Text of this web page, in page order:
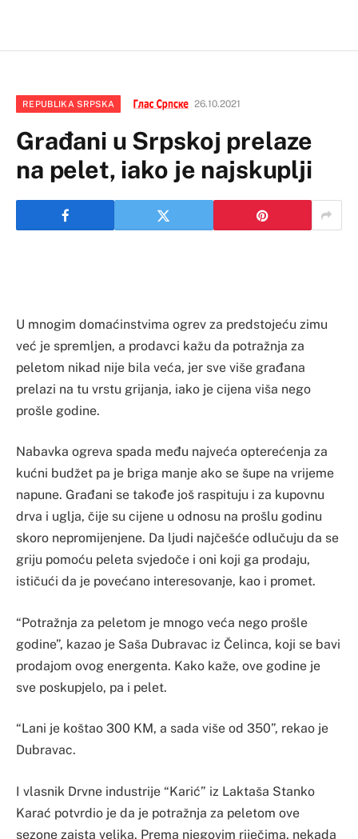
REPUBLIKA SRPSKA 26.10.2021
Građani u Srpskoj prelaze
na pelet, iako je najskuplji
U mnogim domaćinstvima ogrev za predstojeću zimu
već je spremljen, a prodavci kažu da potražnja za
peletom nikad nije bila veća, jer sve više građana
prelazi na tu vrstu grijanja, iako je cijena viša nego
prošle godine.
Nabavka ogreva spada među najveća opterećenja za
kućni budžet pa je briga manje ako se šupe na vrijeme
napune. Građani se takođe još raspituju i za kupovnu
drva i uglja, čije su cijene u odnosu na prošlu godinu
skoro nepromijenjene. Da ljudi najčešće odlučuju da se
griju pomoću peleta svjedoče i oni koji ga prodaju,
ističući da je povećano interesovanje, kao i promet.
“Potražnja za peletom je mnogo veća nego prošle
godine”, kazao je Saša Dubravac iz Čelinca, koji se bavi
prodajom ovog energenta. Kako kaže, ove godine je
sve poskupjelo, pa i pelet.
“Lani je koštao 300 KM, a sada više od 350”, rekao je
Dubravac.
I vlasnik Drvne industrije “Karić” iz Laktaša Stanko
Karać potvrdio je da je potražnja za peletom ove
sezone zaista velika. Prema njegovim riječima, nekada